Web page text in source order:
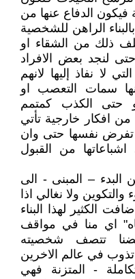
الدفاع عنها من
الراهن للشخصية
ذلك من الشقاء او
لنجد بعض الافراد
لا نفاذ إليها لانهم
سمات التعصب او
حتى الكذب كمتمم
افكار خارجية تأتي
تفرض نفسها حتى وان
من القبول
البدء – المبنى - الى
ولا نغالي اذا
الكثير لهذا البناء
اي منا في مواقف
تتصف شخصيته
في عالم الاخرين
- المتزنة فهي